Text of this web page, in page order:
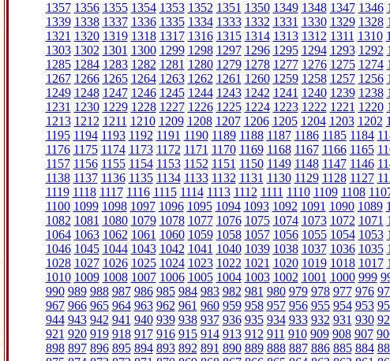
1357 1356 1355 1354 1353 1352 1351 1350 1349 1348 1347 1346
1339 1338 1337 1336 1335 1334 1333 1332 1331 1330 1329 1328
1321 1320 1319 1318 1317 1316 1315 1314 1313 1312 1311 1310
1303 1302 1301 1300 1299 1298 1297 1296 1295 1294 1293 1292
1285 1284 1283 1282 1281 1280 1279 1278 1277 1276 1275 1274
1267 1266 1265 1264 1263 1262 1261 1260 1259 1258 1257 1256
1249 1248 1247 1246 1245 1244 1243 1242 1241 1240 1239 1238
1231 1230 1229 1228 1227 1226 1225 1224 1223 1222 1221 1220
1213 1212 1211 1210 1209 1208 1207 1206 1205 1204 1203 1202
1195 1194 1193 1192 1191 1190 1189 1188 1187 1186 1185 1184
1176 1175 1174 1173 1172 1171 1170 1169 1168 1167 1166 1165
1157 1156 1155 1154 1153 1152 1151 1150 1149 1148 1147 1146
1138 1137 1136 1135 1134 1133 1132 1131 1130 1129 1128 1127
1119 1118 1117 1116 1115 1114 1113 1112 1111 1110 1109 1108
1100 1099 1098 1097 1096 1095 1094 1093 1092 1091 1090 1089
1082 1081 1080 1079 1078 1077 1076 1075 1074 1073 1072 1071
1064 1063 1062 1061 1060 1059 1058 1057 1056 1055 1054 1053
1046 1045 1044 1043 1042 1041 1040 1039 1038 1037 1036 1035
1028 1027 1026 1025 1024 1023 1022 1021 1020 1019 1018 1017
1010 1009 1008 1007 1006 1005 1004 1003 1002 1001 1000 999
990 989 988 987 986 985 984 983 982 981 980 979 978 977 976
967 966 965 964 963 962 961 960 959 958 957 956 955 954 953
944 943 942 941 940 939 938 937 936 935 934 933 932 931 930
921 920 919 918 917 916 915 914 913 912 911 910 909 908 907
898 897 896 895 894 893 892 891 890 889 888 887 886 885 884